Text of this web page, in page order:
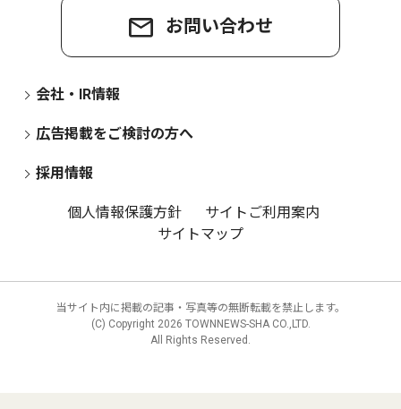
お問い合わせ
会社・IR情報
広告掲載をご検討の方へ
採用情報
個人情報保護方針
サイトご利用案内
サイトマップ
当サイト内に掲載の記事・写真等の無断転載を禁止します。
(C) Copyright 2026 TOWNNEWS-SHA CO.,LTD.
All Rights Reserved.